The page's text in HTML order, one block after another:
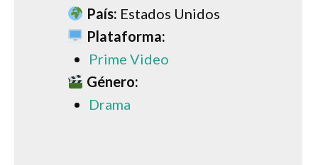
País: Estados Unidos
Plataforma:
Prime Video
Género:
Drama